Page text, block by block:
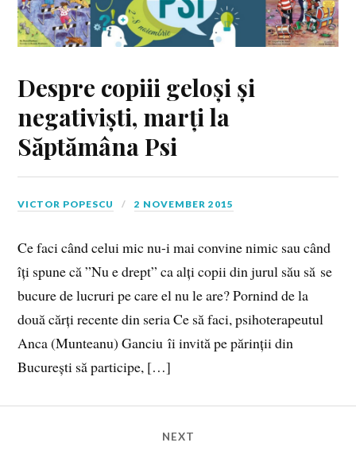
Despre copiii geloși și
negativiști, marți la
Săptămâna Psi
VICTOR POPESCU 2 NOVEMBER 2015
Ce faci când celui mic nu-i mai convine nimic sau când
îți spune că ”Nu e drept” ca alți copii din jurul său să se
bucure de lucruri pe care el nu le are? Pornind de la
două cărți recente din seria Ce să faci, psihoterapeutul
Anca (Munteanu) Ganciu îi invită pe părinții din
București să participe, […]
NEXT